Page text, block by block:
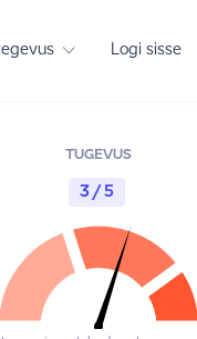
Logi sisse
TUGEVUS
3 / 5